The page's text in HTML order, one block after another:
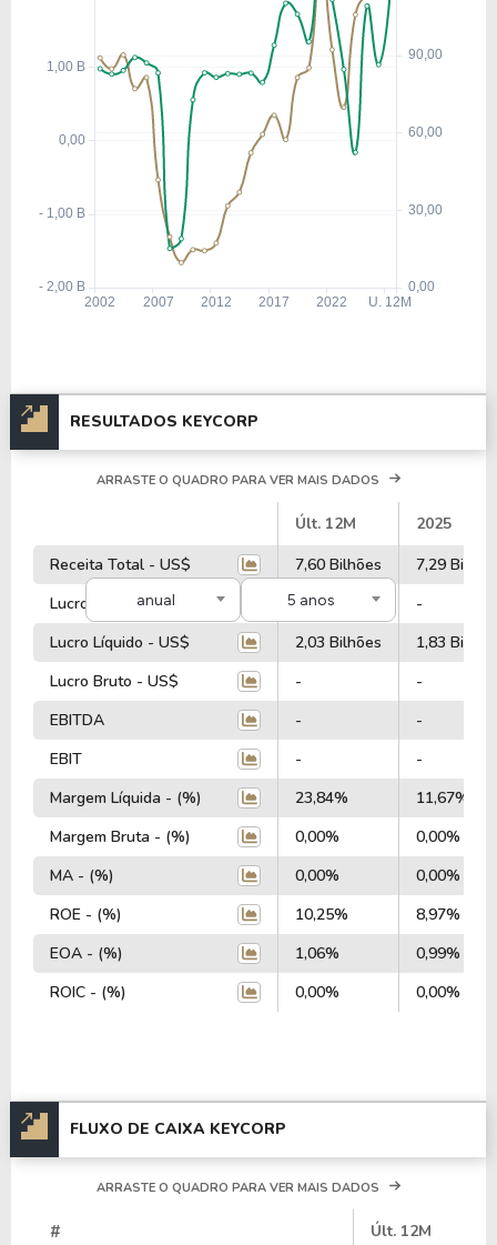
RESULTADOS KEYCORP
anual 5 anos
ARRASTE O QUADRO PARA VER MAIS DADOS
Últ. 12M
2025
Receita Total - US$
7,60 Bilhões
7,29
Lucro Operacional - US$
-
-
Lucro Líquido - US$
2,03 Bilhões
1,83 Bilhão
Lucro Bruto - US$
-
-
EBITDA
-
-
EBIT
-
-
Margem Líquida - (%)
23,84%
11,67%
Margem Bruta - (%)
0,00%
0,00%
MA - (%)
0,00%
0,00%
ROE - (%)
10,25%
8,97%
EOA - (%)
1,06%
0,99%
ROIC - (%)
0,00% 0,00%
FLUXO DE CAIXA KEYCORP
ARRASTE O QUADRO PARA VER MAIS DADOS
#
Últ. 12M